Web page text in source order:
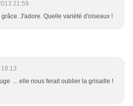
21:59
J'adore. Quelle variété d'oiseaux !
... elle nous ferait oublier la grisaille !